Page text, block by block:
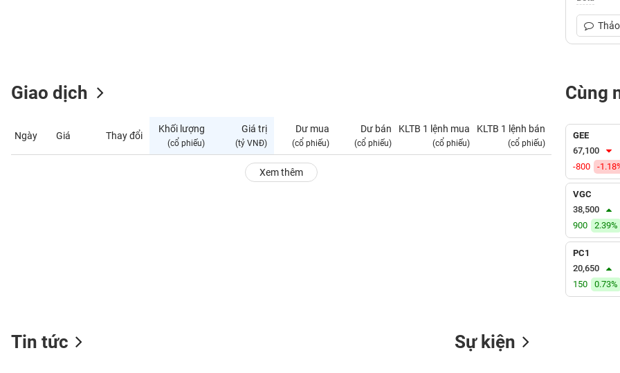
Giao dịch
Ngày Giá Thay đổi
Khối lượng
(cổ phiếu)
Giá trị
(tỷ VNĐ)
Dư mua
(cổ phiếu)
Dư bán
(cổ phiếu)
KLTB 1 lệnh mua
(cổ phiếu)
KLTB 1 lệnh bán
(cổ phiếu)
Xem thêm
Cùng
GEE
67,100
-800
-
VGC
38,500
900
2.39%
PC1
20,650
150
0.73%
Tin tức Sự kiện
CÁ
NHÂN